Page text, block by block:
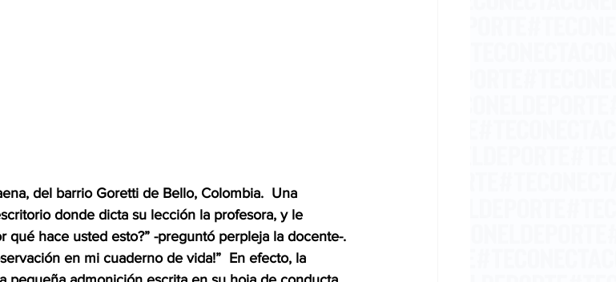
del barrio Goretti de Bello, Colombia.  Una
donde dicta su lección la profesora, y le
qué hace usted esto?” -preguntó perpleja la docente-.
en mi cuaderno de vida!”  En efecto, la